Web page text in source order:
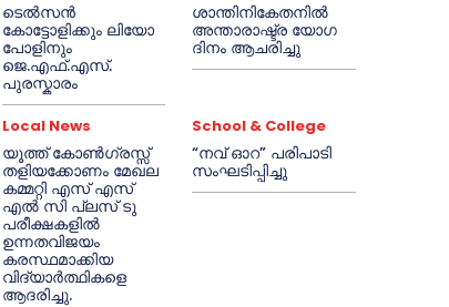
ടെൽസൻ
കോട്ടോളിക്കും ലിയോ
പോളിനും
ജെ.എഫ്.എസ്.
പുരസ്കാരം
ശാന്തിനികേതനിൽ
അന്താരാഷ്ട്ര യോഗ
ദിനം ആചരിച്ചു
Local News
യൂത്ത് കോൺഗ്രസ്സ്
തളിയക്കോണം മേഖല
കമ്മറ്റി എസ് എസ്
എൽ സി പ്ലസ് ടു
പരീക്ഷകളിൽ
ഉന്നതവിജയം
കരസ്ഥമാക്കിയ
വിദ്യാർത്ഥികളെ
ആദരിച്ചു.
School & College
“നവ് ഓറ” പരിപാടി
സംഘടിപ്പിച്ചു